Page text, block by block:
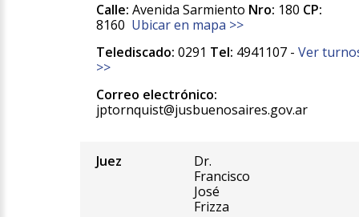
Calle: Avenida Sarmiento Nro: 180 CP:
8160 Ubicar en mapa >>
Telediscado: 0291 Tel: 4941107 - Ver
>>
Correo electrónico:
jptornquist@jusbuenosaires.gov.ar
Juez
Dr.
Francisco
José
Frizza